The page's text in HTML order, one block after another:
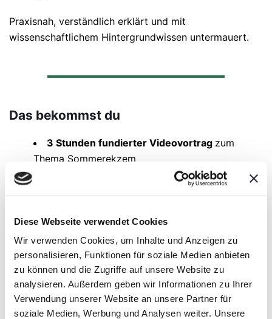
Diese Webseite verwendet Cookies
Wir verwenden Cookies, um Inhalte und Anzeigen zu
personalisieren, Funktionen für soziale Medien anbieten
zu können und die Zugriffe auf unsere Website zu
analysieren. Außerdem geben wir Informationen zu Ihrer
Verwendung unserer Website an unsere Partner für
soziale Medien, Werbung und Analysen weiter. Unsere
Praxisnah, verständlich erklärt und mit
wissenschaftlichem Hintergrundwissen untermauert.
Das bekommst du
3 Stunden fundierter Videovortrag zum
Thema Sommerekzem
10 Stunden Bonusmaterialmit ausführlich
beantworteten Fragen aus der Praxis
Vertiefung der Lerninhalte
Lernkontrollezur Überprüfung des eigenen
Verständnisses
Bonus: Sanoanimal FactSheetals praktische
Nachschlagehilfe für den Alltag